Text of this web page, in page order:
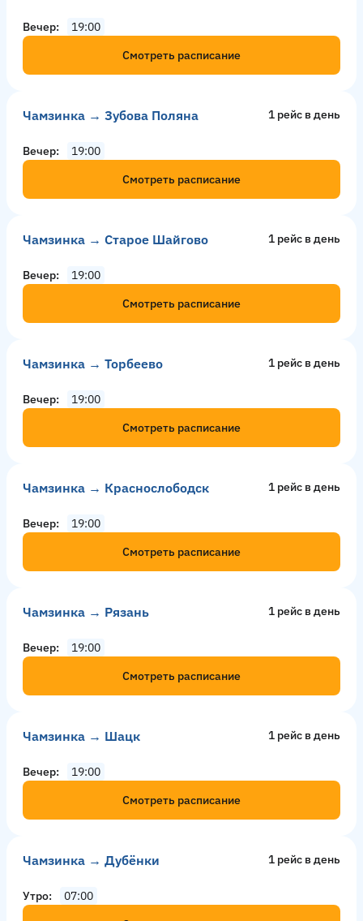
Вечер
19:00
Смотреть расписание
Чамзинка → Зубова Поляна 1 рейс в день
Вечер
19:00
Смотреть расписание
Чамзинка → Старое Шайгово 1 рейс в день
Вечер
19:00
Смотреть расписание
Чамзинка → Торбеево 1 рейс в день
Вечер
19:00
Смотреть расписание
Чамзинка → Краснослободск 1 рейс в день
Вечер
19:00
Смотреть расписание
Чамзинка → Рязань 1 рейс в день
Вечер
19:00
Смотреть расписание
Чамзинка → Шацк 1 рейс в день
Вечер
19:00
Смотреть расписание
Чамзинка → Дубёнки 1 рейс в день
Утро
07:00